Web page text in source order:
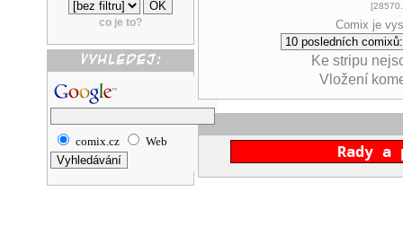
co je to?
comix.cz Web
Comix je
Ke stripu
Vložení
Rady a